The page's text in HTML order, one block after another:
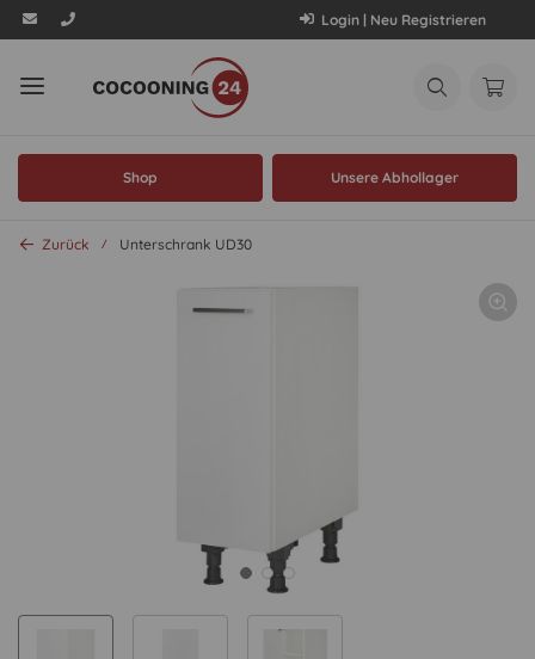
Login | Neu Registrieren
Shop Unsere Abhollager
Zurück Unterschrank UD30